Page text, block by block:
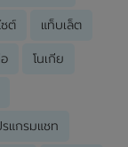
ซต์ แท็บเล็ต
โนเกีย
รแกรมแชท